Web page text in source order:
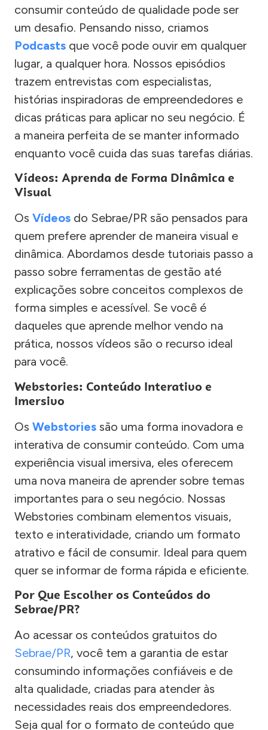
consumir conteúdo de qualidade pode ser
um desafio. Pensando nisso, criamos
Podcasts que você pode ouvir em qualquer
lugar, a qualquer hora. Nossos episódios
trazem entrevistas com especialistas,
histórias inspiradoras de empreendedores e
dicas práticas para aplicar no seu negócio. É
a maneira perfeita de se manter informado
enquanto você cuida das suas tarefas diárias.
Vídeos: Aprenda de Forma Dinâmica e
Visual
Os Vídeos do Sebrae/PR são pensados para
quem prefere aprender de maneira visual e
dinâmica. Abordamos desde tutoriais passo a
passo sobre ferramentas de gestão até
explicações sobre conceitos complexos de
forma simples e acessível. Se você é
daqueles que aprende melhor vendo na
prática, nossos vídeos são o recurso ideal
para você.
Webstories: Conteúdo Interativo e
Imersivo
Os Webstories são uma forma inovadora e
interativa de consumir conteúdo. Com uma
experiência visual imersiva, eles oferecem
uma nova maneira de aprender sobre temas
importantes para o seu negócio. Nossas
Webstories combinam elementos visuais,
texto e interatividade, criando um formato
atrativo e fácil de consumir. Ideal para quem
quer se informar de forma rápida e eficiente.
Por Que Escolher os Conteúdos do
Sebrae/PR?
Ao acessar os conteúdos gratuitos do
Sebrae/PR, você tem a garantia de estar
consumindo informações confiáveis e de
alta qualidade, criadas para atender às
necessidades reais dos empreendedores.
Seja qual for o formato de conteúdo que